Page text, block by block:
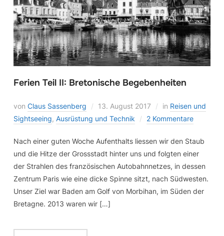
Ferien Teil II: Bretonische Begebenheiten
von Claus Sassenberg 13. August 2017 in Reisen und
Sightseeing, Ausrüstung und Technik 2 Kommentare
Nach einer guten Woche Aufenthalts liessen wir den Staub
und die Hitze der Grossstadt hinter uns und folgten einer
der Strahlen des französischen Autobahnnetzes, in dessen
Zentrum Paris wie eine dicke Spinne sitzt, nach Südwesten.
Unser Ziel war Baden am Golf von Morbihan, im Süden der
Bretagne. 2013 waren wir […]